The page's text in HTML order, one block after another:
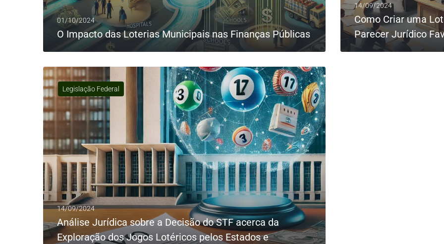
01/10/2024
O Impacto das Loterias Municipais nas Finanças Públicas
LEIA MAIS 0
14/09/2024
Como Criar uma
Parecer Jurídico
Legislação Federal
14/09/2024
Análise Jurídica sobre a Decisão do STF acerca da
Exploração dos Jogos Lotéricos pelos Estados e